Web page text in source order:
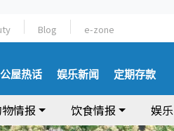
Blog e-zone
公屋热话 娱乐新闻 定期存款
情报 饮食情报 娱乐